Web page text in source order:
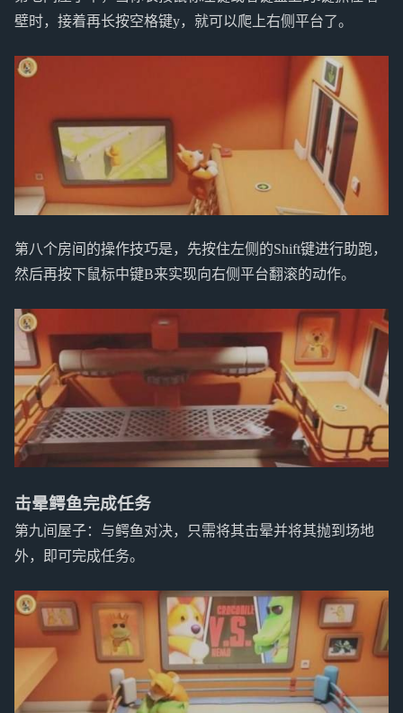
壁时，接着再长按空格键y，就可以爬上右侧平台了。
第八个房间的操作技巧是，先按住左侧的Shift键进行助跑，
然后再按下鼠标中键B来实现向右侧平台翻滚的动作。
击晕鳄鱼完成任务
第九间屋子：与鳄鱼对决，只需将其击晕并将其抛到场地
外，即可完成任务。